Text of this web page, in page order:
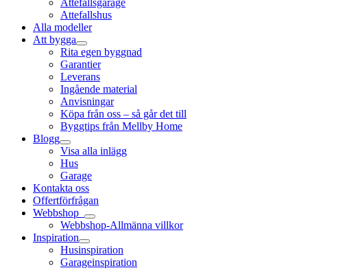
Attefallsgarage
Attefallshus
Alla modeller
Att bygga
Rita egen byggnad
Garantier
Leverans
Ingående material
Anvisningar
Köpa från oss – så går det till
Byggtips från Mellby Home
Blogg
Visa alla inlägg
Hus
Garage
Kontakta oss
Offertförfrågan
Webbshop
Webbshop-Allmänna villkor
Inspiration
Husinspiration
Garageinspiration